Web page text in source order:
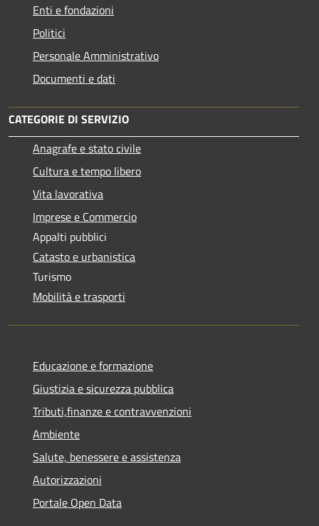
Enti e fondazioni
Politici
Personale Amministrativo
Documenti e dati
CATEGORIE DI SERVIZIO
Anagrafe e stato civile
Cultura e tempo libero
Vita lavorativa
Imprese e Commercio
Appalti pubblici
Catasto e urbanistica
Turismo
Mobilità e trasporti
Educazione e formazione
Giustizia e sicurezza pubblica
Tributi,finanze e contravvenzioni
Ambiente
Salute, benessere e assistenza
Autorizzazioni
Portale Open Data